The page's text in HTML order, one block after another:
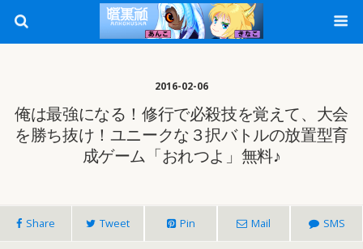
2016-02-06
俺は最強になる！修行で必殺技を覚えて、大会
を勝ち抜け！ユニークな３択バトルの放置型育
成ゲーム「おれつよ」無料♪
Share Tweet Pin Mail SMS